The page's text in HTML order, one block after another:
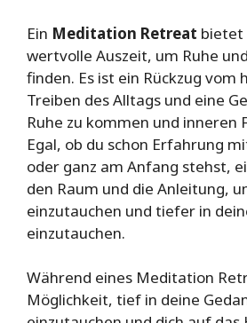
Ein Meditation Retreat bietet
wertvolle Auszeit, um Ruhe
finden. Es ist ein Rückzug vom
Treiben des Alltags und eine
Ruhe zu kommen und inneren
Egal, ob du schon Erfahrung
oder ganz am Anfang stehst,
den Raum und die Anleitung,
einzutauchen und tiefer in
einzutauchen.
Während eines Meditation
Möglichkeit, tief in deine